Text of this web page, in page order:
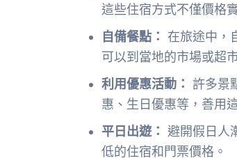
這些住宿方式不僅價格
自備餐點：
在旅途中，
可以到當地的市場或超
利用優惠活動： 許多景
惠、生日優惠等，善用
平日出遊： 避開假日人
低的住宿和門票價格。